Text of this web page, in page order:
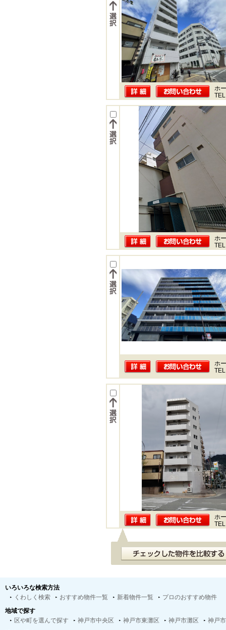
ホ
ホ
ホ
ホ
いろいろな検索方法
くわしく検索
おすすめ物件一覧 新着物件一覧
プロのおすすめ物件
地域で探す
区や町を選んで探す
神戸市中央区 神戸市東灘区 神戸市灘区
神戸